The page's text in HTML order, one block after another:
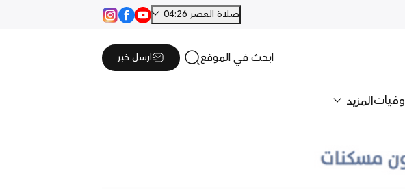
صلاة العصر 04:26
ابحث في الموقع ارسل خبر
وفياتالمزيد